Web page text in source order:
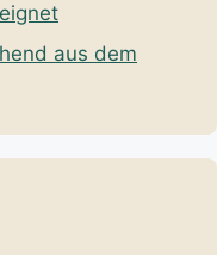
aus dem